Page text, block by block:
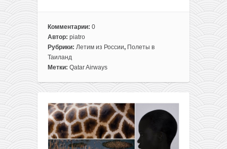
Комментарии: 0
Автор: piatro
Рубрики: Летим из России, Полеты в
Таиланд
Метки: Qatar Airways